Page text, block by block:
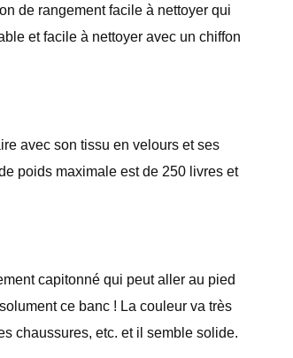
de rangement facile à nettoyer qui
et facile à nettoyer avec un chiffon
avec son tissu en velours et ses
poids maximale est de 250 livres et
capitonné qui peut aller au pied
ce banc ! La couleur va très
chaussures, etc. et il semble solide.